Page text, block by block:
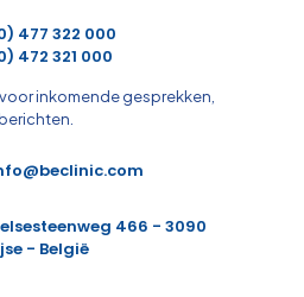
477 322 000
472 321 000
inkomende gesprekken,
466 - 3090
- België